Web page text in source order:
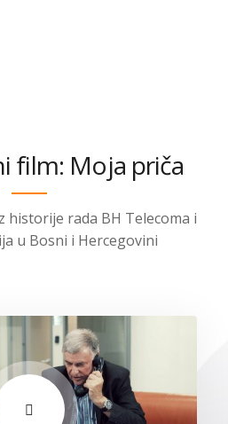
film: Moja priča
historije rada BH Telecoma i
u Bosni i Hercegovini